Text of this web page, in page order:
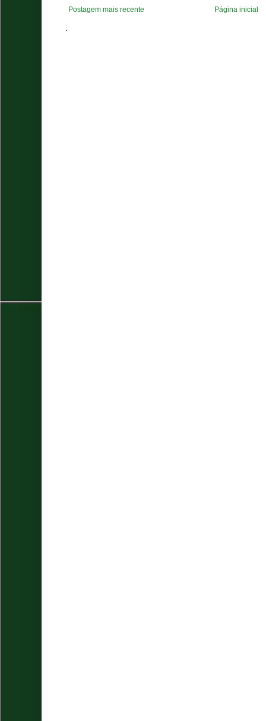
Postagem mais recente Página inicial
.